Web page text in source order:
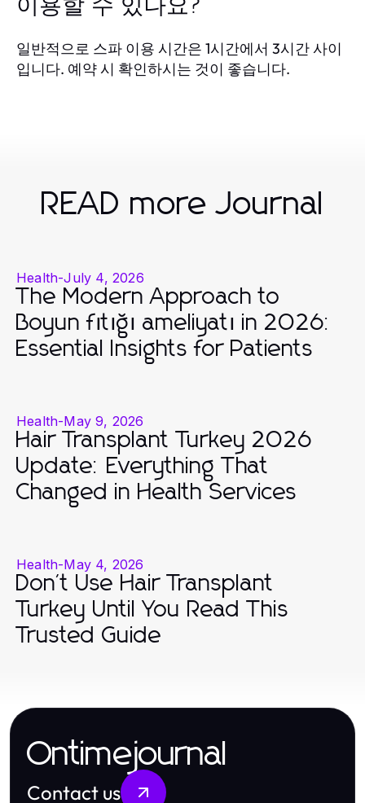
이용할 수 있나요?
일반적으로 스파 이용 시간은 1시간에서 3시간 사이
입니다. 예약 시 확인하시는 것이 좋습니다.
READ more Journal
Health-July 4, 2026
The Modern Approach to
Boyun fıtığı ameliyatı in 2026:
Essential Insights for Patients
Health-May 9, 2026
Hair Transplant Turkey 2026
Update: Everything That
Changed in Health Services
Health-May 4, 2026
Don't Use Hair Transplant
Turkey Until You Read This
Trusted Guide
Ontimejournal
Contact us